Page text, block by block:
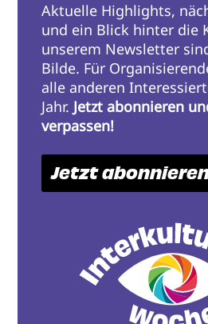
Aktuelle Highlights,
und ein Blick hinter die
unserem Newsletter
Bilde. Für
alle anderen
Jahr. Jetzt abonnieren
verpassen!
Jetzt